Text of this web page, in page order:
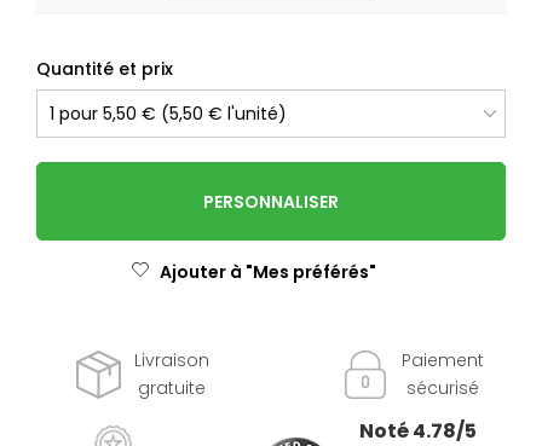
Quantité et prix
PERSONNALISER
Ajouter à "Mes préférés"
Livraison
gratuite
Paiement
sécurisé
Noté 4.78/5